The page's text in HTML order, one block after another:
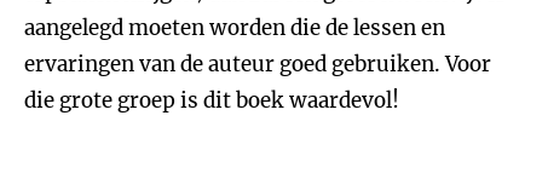
aangelegd moeten worden die de lessen en
ervaringen van de auteur goed gebruiken. Voor
die grote groep is dit boek waardevol!